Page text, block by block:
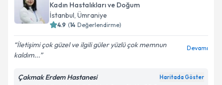
Kadın Hastalıkları ve Doğum
İstanbul, Ümraniye
4.9 (14 Değerlendirme)
İletişimi çok güzel ve ilgili güler yüzlü çok memnun
kaldım...
Devamı
Çakmak Erdem Hastanesi Haritada Göster